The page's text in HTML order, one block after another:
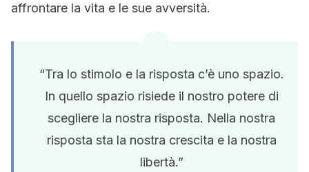
affrontare la vita e le sue avversità.
“Tra lo stimolo e la risposta c’è uno spazio.
In quello spazio risiede il nostro potere di
scegliere la nostra risposta. Nella nostra
risposta sta la nostra crescita e la nostra
libertà.”